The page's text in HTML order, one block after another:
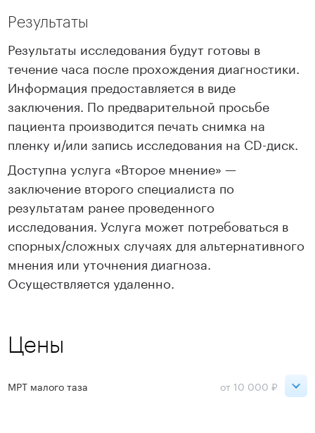
Результаты
Результаты исследования будут готовы в
течение часа после прохождения диагностики.
Информация предоставляется в виде
заключения. По предварительной просьбе
пациента производится печать снимка на
пленку и/или запись исследования на CD-диск.
Доступна услуга «Второе мнение» —
заключение второго специалиста по
результатам ранее проведенного
исследования. Услуга может потребоваться в
спорных/сложных случаях для альтернативного
мнения или уточнения диагноза.
Осуществляется удаленно.
Цены
МРТ малого таза от 10 000 ₽